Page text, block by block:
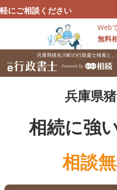
Web
無料
さい
兵庫県猪名川町の行政書士検索と
兵庫県
相続に強
相談